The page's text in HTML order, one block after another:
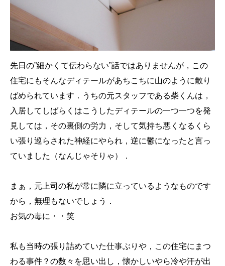
先日の”細かくて伝わらない”話ではありませんが，この
住宅にもそんなディテールがあちこちに山のように散り
ばめられています．うちの元スタッフである柴くんは，
入居してしばらくはこうしたディテールの一つ一つを発
見しては，その裏側の労力，そして気持ち悪くなるくら
い張り巡らされた神経にやられ，逆に鬱になったと言っ
ていました（なんじゃそりゃ）．
まぁ，元上司の私が常に隣に立っているようなものです
から，無理もないでしょう．
お気の毒に・・笑
私も当時の張り詰めていた仕事ぶりや，この住宅にまつ
わる事件？の数々を思い出し，懐かしいやら冷や汗が出